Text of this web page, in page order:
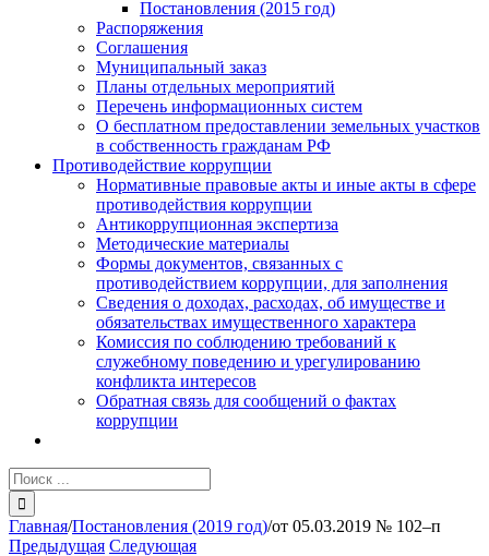
Постановления (2015 год)
Распоряжения
Соглашения
Муниципальный заказ
Планы отдельных мероприятий
Перечень информационных систем
О бесплатном предоставлении земельных участков
в собственность гражданам РФ
Противодействие коррупции
Нормативные правовые акты и иные акты в сфере
противодействия коррупции
Антикоррупционная экспертиза
Методические материалы
Формы документов, связанных с
противодействием коррупции, для заполнения
Сведения о доходах, расходах, об имуществе и
обязательствах имущественного характера
Комиссия по соблюдению требований к
служебному поведению и урегулированию
конфликта интересов
Обратная связь для сообщений о фактах
коррупции
Результат
поиска:
Главная/Постановления (2019 год)/от 05.03.2019 № 102–п
Предыдущая Следующая